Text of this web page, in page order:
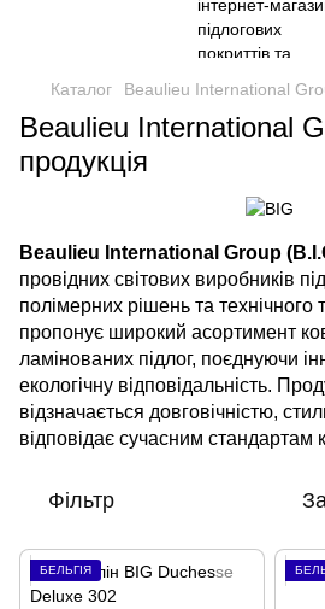
Каталог Beaulieu International
Beaulieu International
продукція
Beaulieu International Group
провідних світових виробників
полімерних рішень та технічного
пропонує широкий асортимент
ламінованих підлог, поєднуючи
екологічну відповідальність.
відзначається довговічністю,
відповідає сучасним стандартам
Фільтр
БЕЛЬГІЯ